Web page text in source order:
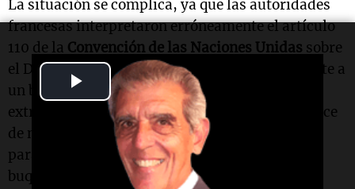
Play
Video
La situación se complica, ya que las autoridades
francesas interpretaron erróneamente el artículo
110 de la Convención de las Naciones Unidas sobre
el Derecho del Mar de 1982. Este artículo permite a
un buque de guerra inspeccionar un barco
extranjero en aguas internacionales si este carece
de nacionalidad, pero no le otorga la autoridad
para escoltarlo hasta el puerto del Estado del
buque de guerra, como señalaron desde